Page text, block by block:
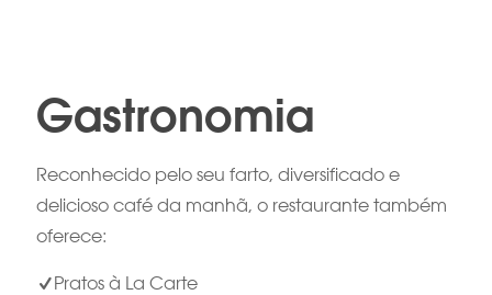
Gastronomia
Reconhecido pelo seu farto, diversificado e
delicioso café da manhã, o restaurante também
oferece:
Pratos à La Carte